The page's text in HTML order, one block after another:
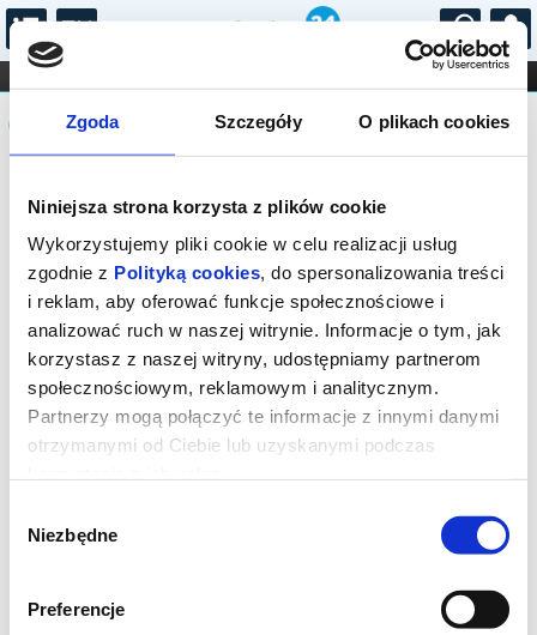
Zgoda Szczegóły O plikach cookies
Niniejsza strona korzysta z plików cookie
Wykorzystujemy pliki cookie w celu realizacji usług
zgodnie z Polityką cookies, do spersonalizowania treści
i reklam, aby oferować funkcje społecznościowe i
analizować ruch w naszej witrynie. Informacje o tym, jak
korzystasz z naszej witryny, udostępniamy partnerom
społecznościowym, reklamowym i analitycznym.
Partnerzy mogą połączyć te informacje z innymi danymi
otrzymanymi od Ciebie lub uzyskanymi podczas
zgody
Niezbędne
Preferencje
...
FILHARMONIA OPERA I BALET
STAND-UP
DLA DZIECI
Komunikat
Sprzedaż on-line została zakończona,
sprawdź dostępność biletów w kasie.